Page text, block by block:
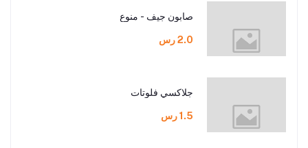
صابون جيف - منوع
2.0 رس
جلاكسي فلوتات
1.5 رس